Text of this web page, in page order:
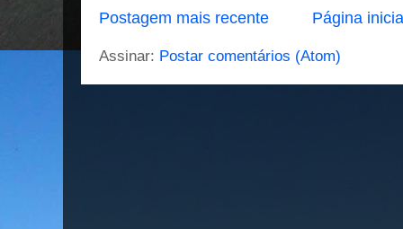
Postagem mais recente Página
Assinar: Postar comentários (Atom)